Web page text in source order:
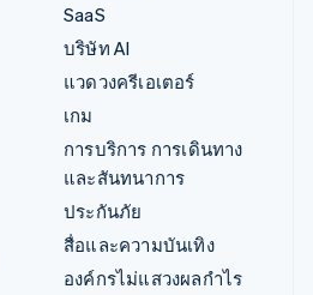
SaaS
บริษัท AI
แวดวงครีเอเตอร์
เกม
การบริการ การเดินทาง
และสันทนาการ
ประกันภัย
สื่อและความบันเทิง
องค์กรไม่แสวงผลกำไร